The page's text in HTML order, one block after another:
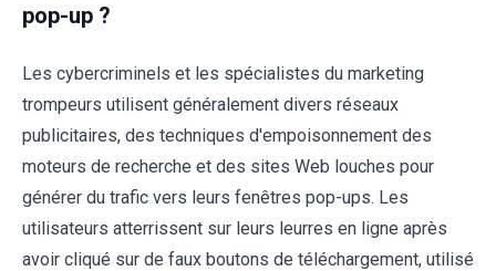
pop-up ?
Les cybercriminels et les spécialistes du marketing
trompeurs utilisent généralement divers réseaux
publicitaires, des techniques d'empoisonnement des
moteurs de recherche et des sites Web louches pour
générer du trafic vers leurs fenêtres pop-ups. Les
utilisateurs atterrissent sur leurs leurres en ligne après
avoir cliqué sur de faux boutons de téléchargement, utilisé